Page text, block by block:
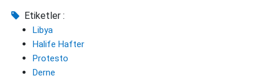
Etiketler :
Libya
Halife Hafter
Protesto
Derne